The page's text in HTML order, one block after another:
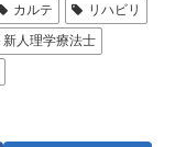
カルテ
リハビリ
新人理学療法士